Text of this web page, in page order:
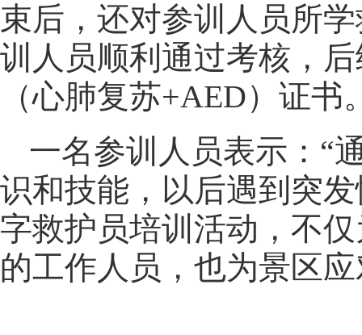
束后，还对参训人员所
训人员顺利通过考核，
（心肺复苏+AED）证书
一名参训人员表示：“
识和技能，以后遇到突
字救护员培训活动，不
的工作人员，也为景区